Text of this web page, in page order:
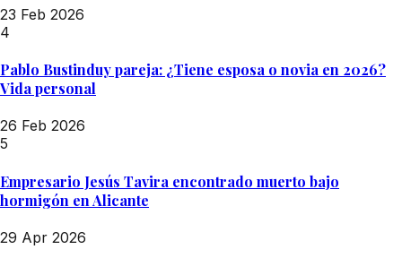
23 Feb 2026
4
Pablo Bustinduy pareja: ¿Tiene esposa o novia en 2026?
Vida personal
26 Feb 2026
5
Empresario Jesús Tavira encontrado muerto bajo
hormigón en Alicante
29 Apr 2026